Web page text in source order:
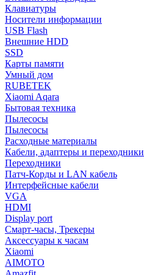
Клавиатуры
Носители информации
USB Flash
Внешние HDD
SSD
Карты памяти
Умный дом
RUBETEK
Xiaomi Aqara
Бытовая техника
Пылесосы
Пылесосы
Расходные материалы
Кабели, адаптеры и переходники
Переходники
Патч-Корды и LAN кабель
Интерфейсные кабели
VGA
HDMI
Display port
Смарт-часы, Трекеры
Аксессуары к часам
Xiaomi
AIMOTO